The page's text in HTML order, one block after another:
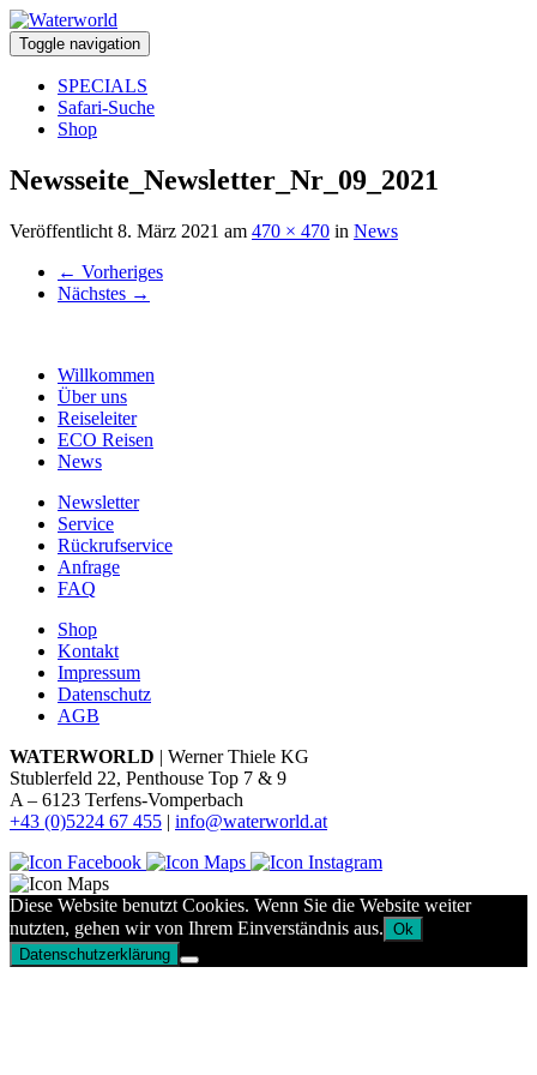
Toggle navigation
SPECIALS
Safari-Suche
Shop
Newsseite_Newsletter_Nr_09_2021
Veröffentlicht 8. März 2021 am 470 × 470 in News
← Vorheriges
Nächstes →
Willkommen
Über uns
Reiseleiter
ECO Reisen
News
Newsletter
Service
Rückrufservice
Anfrage
FAQ
Shop
Kontakt
Impressum
Datenschutz
AGB
WATERWORLD | Werner Thiele KG
Stublerfeld 22, Penthouse Top 7 & 9
A – 6123 Terfens-Vomperbach
+43 (0)5224 67 455 | info@waterworld.at
Diese Website benutzt Cookies. Wenn Sie die Website weiter
nutzten, gehen wir von Ihrem Einverständnis aus. Ok
Datenschutzerklärung